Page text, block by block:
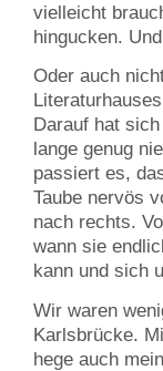
vielleicht
hingucken.
Oder auch
Darauf hat
lange genug
passiert es,
Taube nervös
nach rechts.
wann sie
kann und sich
Wir waren
Karlsbrücke.
hege auch